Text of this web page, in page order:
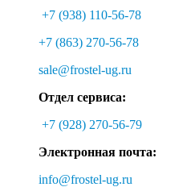
+7 (938) 110-56-78
+7 (863) 270-56-78
sale@frostel-ug.ru
Отдел сервиса:
+7 (928) 270-56-79
Электронная почта:
info@frostel-ug.ru